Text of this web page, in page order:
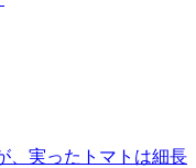
、実ったトマトは細長